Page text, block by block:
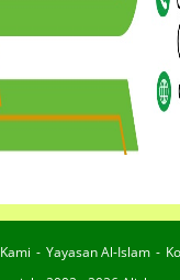
Yayasan Al-Islam